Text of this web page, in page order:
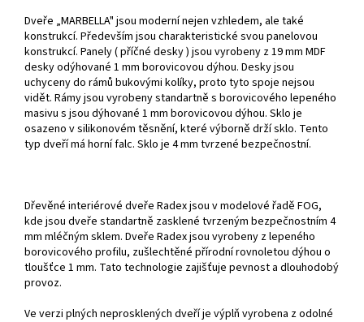
Dveře „MARBELLA" jsou moderní nejen vzhledem, ale také
konstrukcí. Především jsou charakteristické svou panelovou
konstrukcí. Panely ( příčné desky ) jsou vyrobeny z 19 mm MDF
desky odýhované 1 mm borovicovou dýhou. Desky jsou
uchyceny do rámů bukovými kolíky, proto tyto spoje nejsou
vidět. Rámy jsou vyrobeny standartně s borovicového lepeného
masivu s jsou dýhované 1 mm borovicovou dýhou. Sklo je
osazeno v silikonovém těsnění, které výborně drží sklo. Tento
typ dveří má horní falc. Sklo je 4 mm tvrzené bezpečnostní.
Dřevěné interiérové dveře Radex jsou v modelové řadě FOG,
kde jsou dveře standartně zasklené tvrzeným bezpečnostním 4
mm mléčným sklem. Dveře Radex jsou vyrobeny z lepeného
borovicového profilu, zušlechtěné přírodní rovnoletou dýhou o
tloušťce 1 mm. Tato technologie zajišťuje pevnost a dlouhodobý
provoz.
Ve verzi plných neprosklených dveří je výplň vyrobena z odolné